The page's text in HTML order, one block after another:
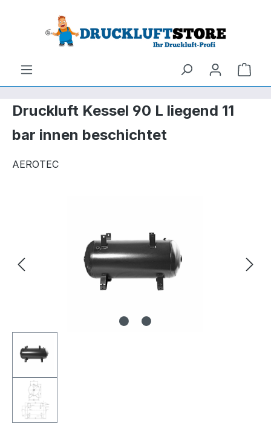
Hauptinhalt springen
Zur Suche springen
Druckluft Kessel 90 L liegend 11
bar innen beschichtet
AEROTEC